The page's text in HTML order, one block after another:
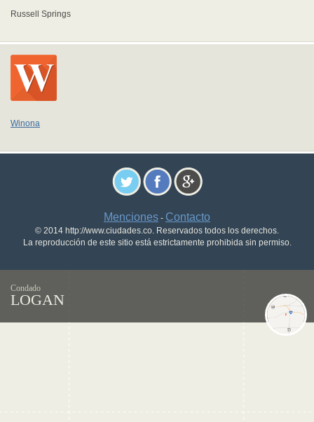
Russell Springs
Winona
Menciones - Contacto
© 2014 http://www.ciudades.co. Reservados todos los derechos.
La reproducción de este sitio está estrictamente prohibida sin permiso.
Condado
LOGAN